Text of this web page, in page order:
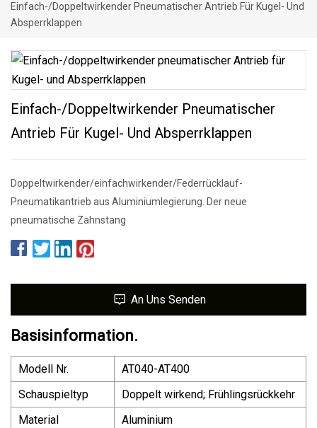
Einfach-/doppeltwirkender Pneumatischer Antrieb Für Kugel- Und
Absperrklappen
Einfach-/doppeltwirkender Pneumatischer
Antrieb Für Kugel- Und Absperrklappen
Doppeltwirkender/einfachwirkender/Federrücklauf-
Pneumatikantrieb aus Aluminiumlegierung. Der neue
pneumatische Zahnstang
An Uns Senden
Basisinformation.
Modell Nr.
AT040-AT400
Schauspieltyp
Doppelt wirkend; Frühlingsrückkehr
Material
Aluminium